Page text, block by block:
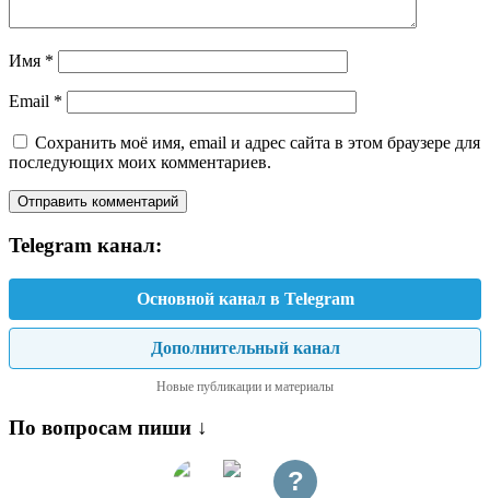
Имя *
Email *
Сохранить моё имя, email и адрес сайта в этом браузере для
последующих моих комментариев.
Telegram канал:
Основной канал в Telegram
Дополнительный канал
Новые публикации и материалы
По вопросам пиши ↓
?